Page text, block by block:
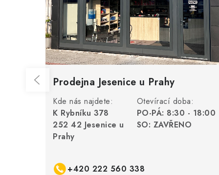
Prodejna Jesenice u Prahy
Kde nás najdete:
K Rybníku 378
252 42 Jesenice u
Prahy
Otevírací doba:
PO-PÁ: 8:30 - 18:00
SO: ZAVŘENO
+420 222 560 338